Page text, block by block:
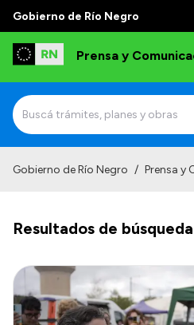
Gobierno de Río Negro
Prensa y
Autoridades
Referentes de prensa
Archivo de noticias
Gobierno de Río Negro / Prensa y
Resultados de